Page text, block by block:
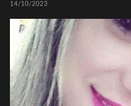
14/10/2023